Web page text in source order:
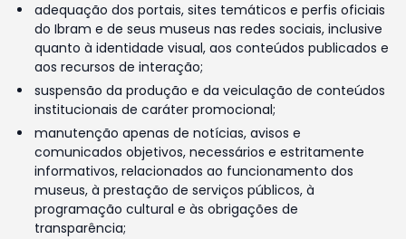
adequação dos portais, sites temáticos e perfis oficiais
do Ibram e de seus museus nas redes sociais, inclusive
quanto à identidade visual, aos conteúdos publicados e
aos recursos de interação;
suspensão da produção e da veiculação de conteúdos
institucionais de caráter promocional;
manutenção apenas de notícias, avisos e
comunicados objetivos, necessários e estritamente
informativos, relacionados ao funcionamento dos
museus, à prestação de serviços públicos, à
programação cultural e às obrigações de
transparência;